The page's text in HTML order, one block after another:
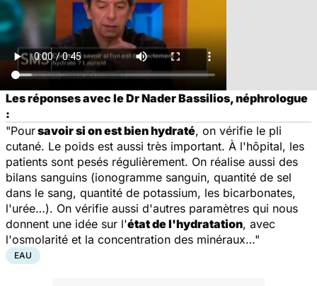
Les réponses avec le Dr Nader Bassilios, néphrologue
:
"Poursavoir si on est bien hydraté, on vérifie le pli
cutané. Le poids est aussi très important. À l'hôpital, les
patients sont pesés régulièrement. On réalise aussi des
bilans sanguins (ionogramme sanguin, quantité de sel
dans le sang, quantité de potassium, les bicarbonates,
l'urée…). On vérifie aussi d'autres paramètres qui nous
donnent une idée sur l'état de l'hydratation, avec
l'osmolarité et la concentration des minéraux…"
EAU